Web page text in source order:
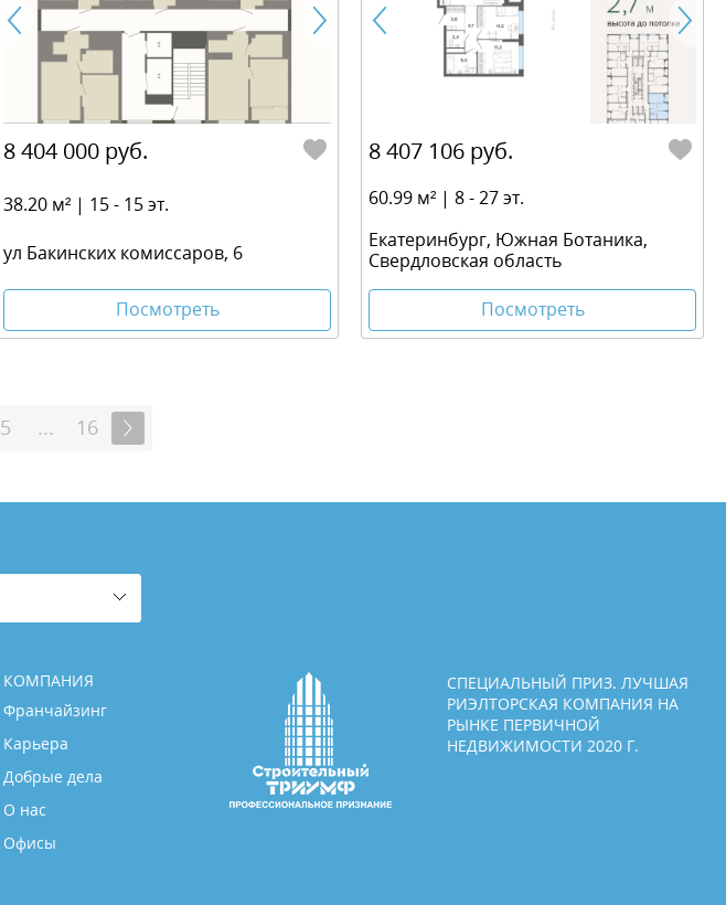
8 404 000 руб.
38.20 м² | 15 - 15 эт.
ул Бакинских комиссаров, 6
Посмотреть
8 407 106 руб.
60.99 м² | 8 - 27 эт.
Екатеринбург, Южная Ботаника,
Свердловская область
Посмотреть
5 ... 16
КОМПАНИЯ
Франчайзинг
Карьера
Добрые дела
О нас
Офисы
СПЕЦИАЛЬНЫЙ ПРИЗ. ЛУЧШАЯ
РИЭЛТОРСКАЯ КОМПАНИЯ НА
РЫНКЕ ПЕРВИЧНОЙ
НЕДВИЖИМОСТИ 2020 Г.